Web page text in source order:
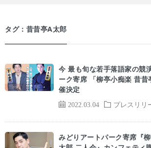
タグ：昔昔亭A太郎
2022.03.04 プレスリリ
今 最も旬な若手落語家の
ーク寄席 「柳亭小痴楽 昔
催決定
みどりアートパーク寄席『